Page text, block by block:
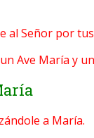
al Señor por
Ave María y
a María.